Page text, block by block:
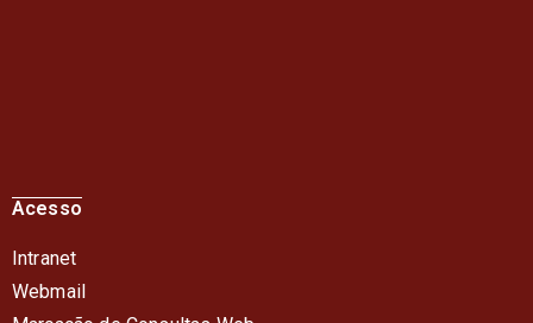
Acesso
Intranet
Webmail